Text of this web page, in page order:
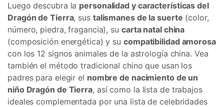
Luego descubra la personalidad y características del
Dragón de Tierra, sus talismanes de la suerte (color,
número, piedra, fragancia), su carta natal china
(composición energética) y su compatibilidad amorosa
con los 12 signos animales de la astrología china. Vea
también el método tradicional chino que usan los
padres para elegir el nombre de nacimiento de un
niño Dragón de Tierra, así como la lista de trabajos
ideales complementada por una lista de celebridades